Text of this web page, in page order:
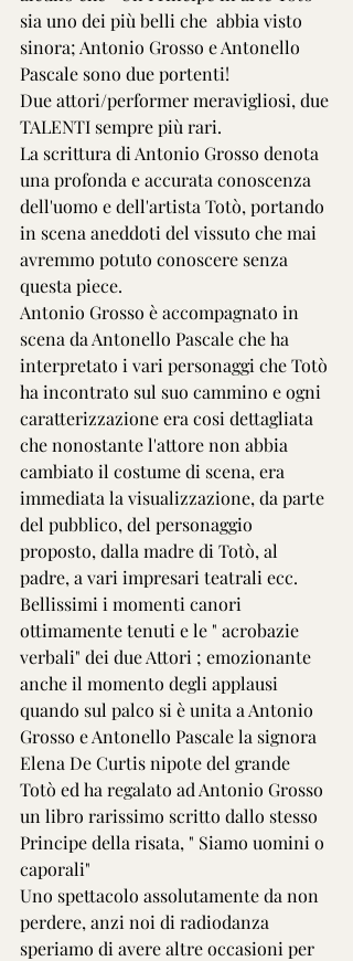
sia uno dei più belli che  abbia visto
sinora; Antonio Grosso e Antonello
Pascale sono due portenti!
Due attori/performer meravigliosi, due
TALENTI sempre più rari.
La scrittura di Antonio Grosso denota
una profonda e accurata conoscenza
dell'uomo e dell'artista Totò, portando
in scena aneddoti del vissuto che mai
avremmo potuto conoscere senza
questa piece.
Antonio Grosso è accompagnato in
scena da Antonello Pascale che ha
interpretato i vari personaggi che Totò
ha incontrato sul suo cammino e ogni
caratterizzazione era cosi dettagliata
che nonostante l'attore non abbia
cambiato il costume di scena, era
immediata la visualizzazione, da parte
del pubblico, del personaggio
proposto, dalla madre di Totò, al
padre, a vari impresari teatrali ecc.
Bellissimi i momenti canori
ottimamente tenuti e le " acrobazie
verbali" dei due Attori ; emozionante
anche il momento degli applausi
quando sul palco si è unita a Antonio
Grosso e Antonello Pascale la signora
Elena De Curtis nipote del grande
Totò ed ha regalato ad Antonio Grosso
un libro rarissimo scritto dallo stesso
Principe della risata, " Siamo uomini o
caporali"
Uno spettacolo assolutamente da non
perdere, anzi noi di radiodanza
speriamo di avere altre occasioni per